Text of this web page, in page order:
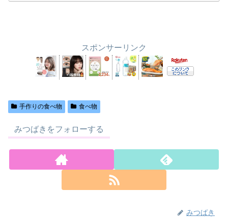
スポンサーリンク
手作りの食べ物 食べ物
みつばきをフォローする
みつばき